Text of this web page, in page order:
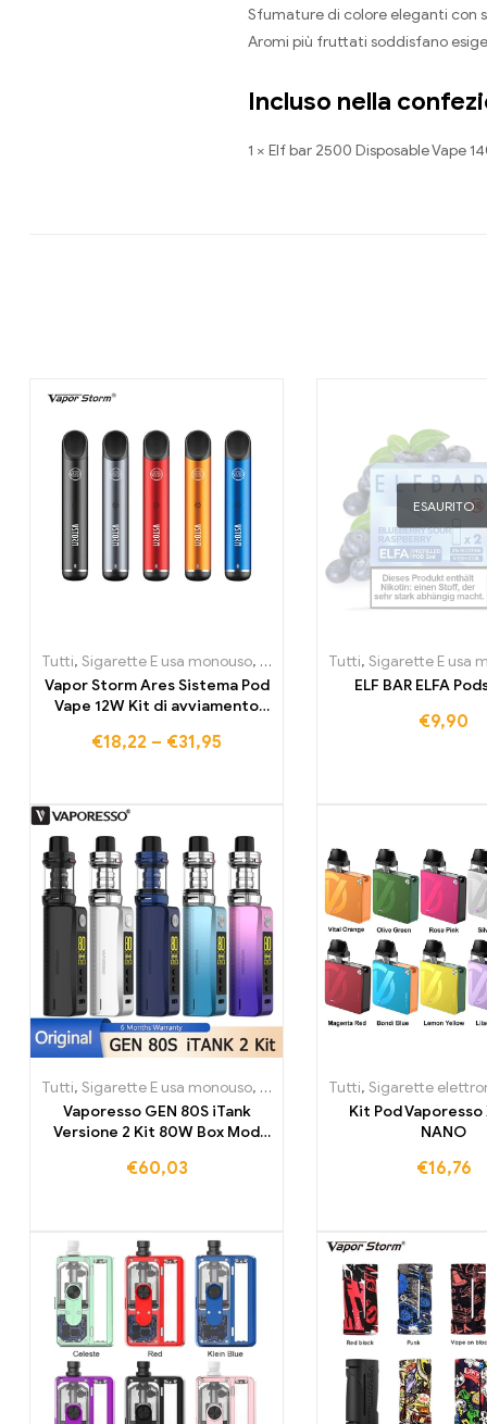
Sfumature di colore eleganti con
Aromi più fruttati soddisfano
Incluso nella
1 × Elf bar 2500 Disposable Vape
Tutti, Sigarette E usa monouso, Sigarette E usa monouso Litvania
Vapor Storm Ares Sistema Pod
Vape 12W Kit di avviamento
€18,22 – €31,95
ESAURITO
Tutti, Sigarette E usa
ELF BAR ELFA
€9,90
Tutti, Sigarette E usa monouso, Sigarette E usa monouso Litvania
Vaporesso GEN 80S iTank
Versione 2 Kit 80W Box Mod
€60,03
Tutti, Sigarette elettroniche usa
Kit Pod Vaporesso
NANO
€16,76